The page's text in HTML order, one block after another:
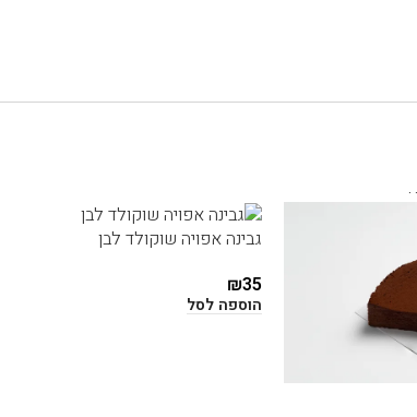
גבינה אפויה שוקולד לבן
₪35
הוספה לסל